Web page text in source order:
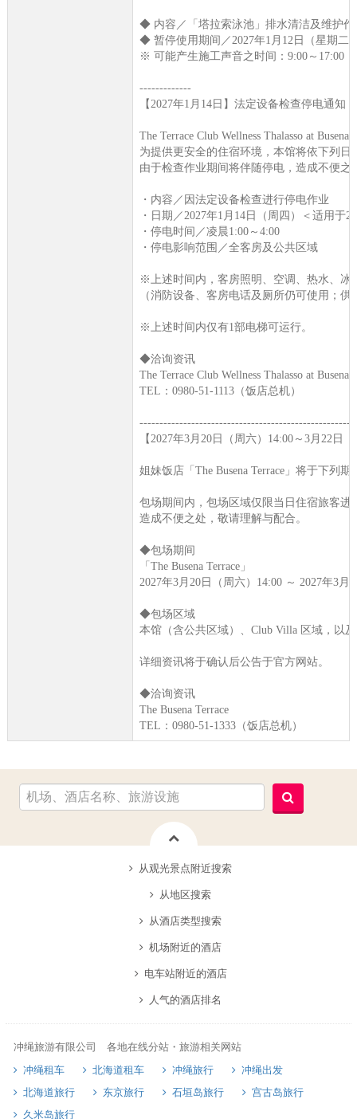
◆ 内容／「塔拉索泳池」排水清洁及维护作
◆ 暂停使用期间／2027年1月12日（星期二
※ 可能产生施工声音之时间：9:00～17:00
-------------
【2027年1月14日】法定设备检查停电通知
The Terrace Club Wellness Thalasso at
为提供更安全的住宿环境，本馆将依下列日
由于检查作业期间将伴随停电，造成不便
・内容／因法定设备检查进行停电作业
・日期／2027年1月14日（周四）＜适用于
・停电时间／凌晨1:00～4:00
・停电影响范围／全客房及公共区域
※上述时间内，客房照明、空调、热水、冰
（消防设备、客房电话及厕所仍可使用；
※上述时间内仅有1部电梯可运行。
◆洽询资讯
The Terrace Club Wellness Thalasso at Busena
TEL：0980-51-1113（饭店总机）
【2027年3月20日（周六）14:00～3月22日
姐妹饭店「The Busena Terrace」将于下列
包场期间内，包场区域仅限当日住宿旅客进
造成不便之处，敬请理解与配合。
◆包场期间
「The Busena Terrace」
2027年3月20日（周六）14:00 ～ 2027年3月
◆包场区域
本馆（含公共区域）、Club Villa 区域，以
详细资讯将于确认后公告于官方网站。
◆洽询资讯
The Busena Terrace
TEL：0980-51-1333（饭店总机）
从观光景点附近搜索
从地区搜索
从酒店类型搜索
机场附近的酒店
电车站附近的酒店
人气的酒店排名
冲绳旅游有限公司 各地在线分站・旅游相关网站
冲绳租车
北海道租车 冲绳旅行
冲绳出发
北海道旅行
东京旅行 石垣岛旅行
宫古岛旅行
久米岛旅行